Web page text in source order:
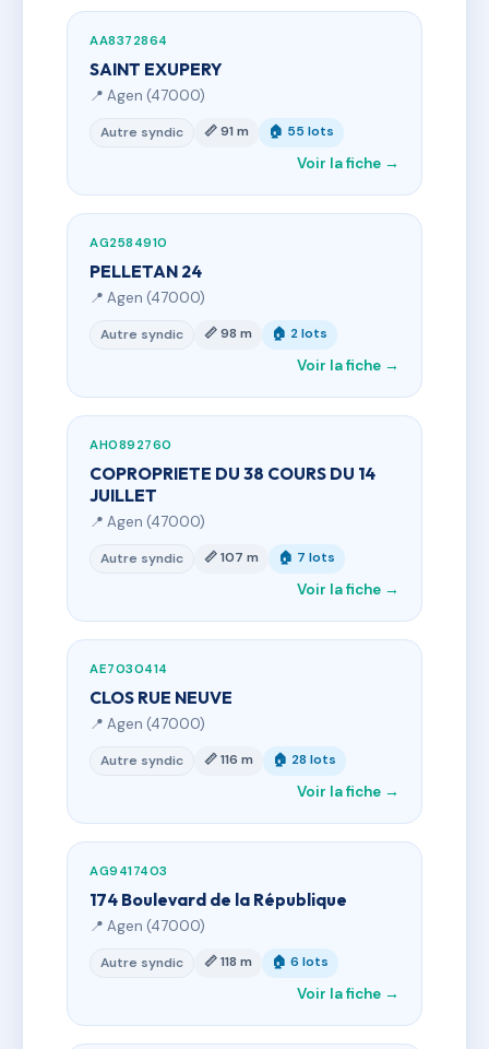
AA8372864
SAINT EXUPERY
📍 Agen (47000)
Autre syndic 📏 91 m 🏠 55 lots
Voir la fiche →
AG2584910
PELLETAN 24
📍 Agen (47000)
Autre syndic 📏 98 m 🏠 2 lots
Voir la fiche →
AH0892760
COPROPRIETE DU 38 COURS DU 14
JUILLET
📍 Agen (47000)
Autre syndic 📏 107 m 🏠 7 lots
Voir la fiche →
AE7030414
CLOS RUE NEUVE
📍 Agen (47000)
Autre syndic 📏 116 m 🏠 28 lots
Voir la fiche →
AG9417403
174 Boulevard de la République
📍 Agen (47000)
Autre syndic 📏 118 m 🏠 6 lots
Voir la fiche →